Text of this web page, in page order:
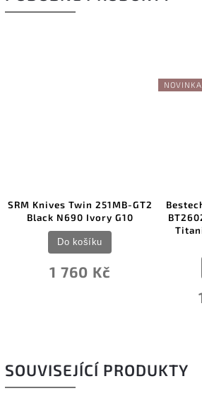
SRM Knives Twin 251MB-GT2
Black N690 Ivory G10
1 760 Kč
Do košíku
NOVINKA
SOUVISEJÍCÍ PRODUKTY